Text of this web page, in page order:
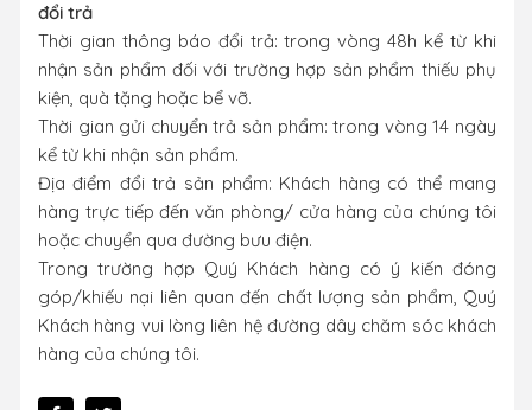
đổi trả
Thời gian thông báo đổi trả: trong vòng 48h kể từ khi
nhận sản phẩm đối với trường hợp sản phẩm thiếu phụ
kiện, quà tặng hoặc bể vỡ.
Thời gian gửi chuyển trả sản phẩm: trong vòng 14 ngày
kể từ khi nhận sản phẩm.
Địa điểm đổi trả sản phẩm: Khách hàng có thể mang
hàng trực tiếp đến văn phòng/ cửa hàng của chúng tôi
hoặc chuyển qua đường bưu điện.
Trong trường hợp Quý Khách hàng có ý kiến đóng
góp/khiếu nại liên quan đến chất lượng sản phẩm, Quý
Khách hàng vui lòng liên hệ đường dây chăm sóc khách
hàng của chúng tôi.